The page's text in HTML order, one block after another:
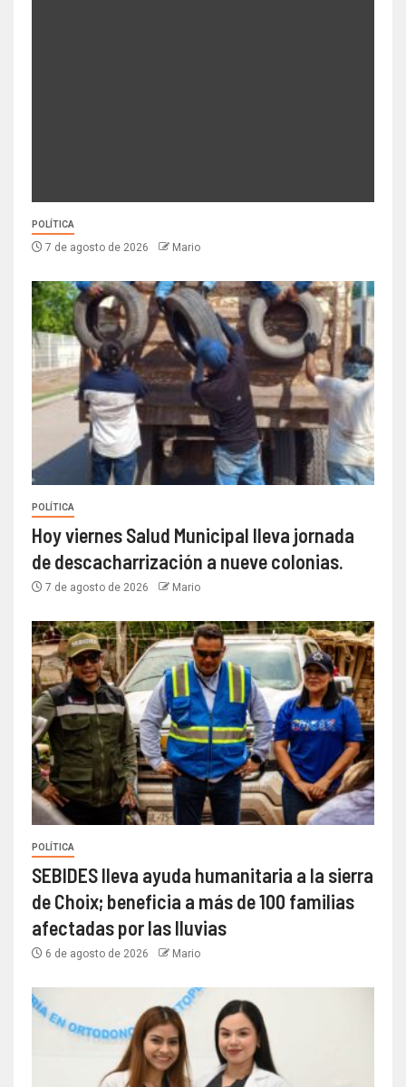
POLÍTICA
7 de agosto de 2026 Mario
POLÍTICA
Hoy viernes Salud Municipal lleva jornada
de descacharrización a nueve colonias.
7 de agosto de 2026 Mario
POLÍTICA
SEBIDES lleva ayuda humanitaria a la sierra
de Choix; beneficia a más de 100 familias
afectadas por las lluvias
6 de agosto de 2026 Mario